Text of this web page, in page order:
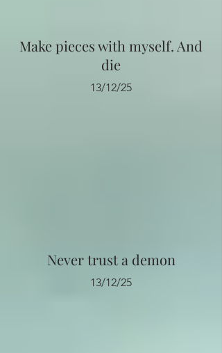
Make pieces with myself. And
die
13/12/25
Never trust a demon
13/12/25